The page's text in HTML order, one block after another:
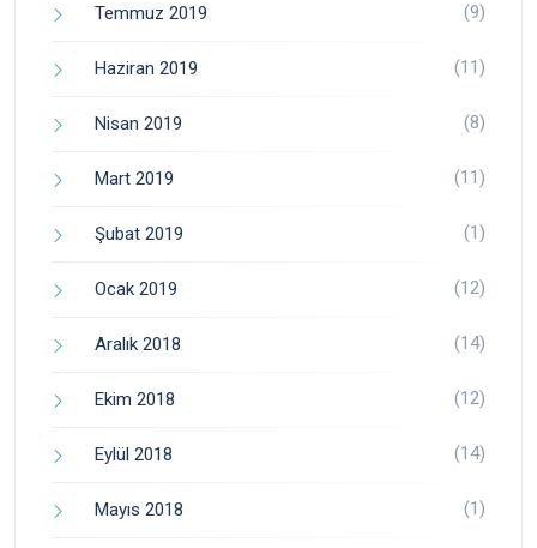
Temmuz 2019 (9)
Haziran 2019 (11)
Nisan 2019 (8)
Mart 2019 (11)
Şubat 2019 (1)
Ocak 2019 (12)
Aralık 2018 (14)
Ekim 2018 (12)
Eylül 2018 (14)
Mayıs 2018 (1)